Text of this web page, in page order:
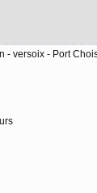
- versoix - Port